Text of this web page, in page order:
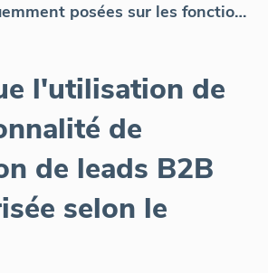
Questions fréquemment posées sur les fonctionnalités de génération de leads ?
l'utilisation de
de
de leads B2B
selon le